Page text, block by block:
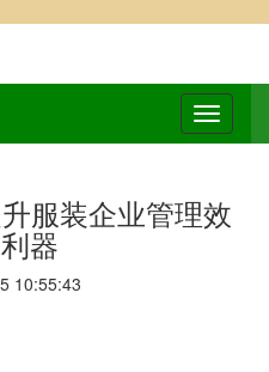
服装企业管理效
器
10:55:43